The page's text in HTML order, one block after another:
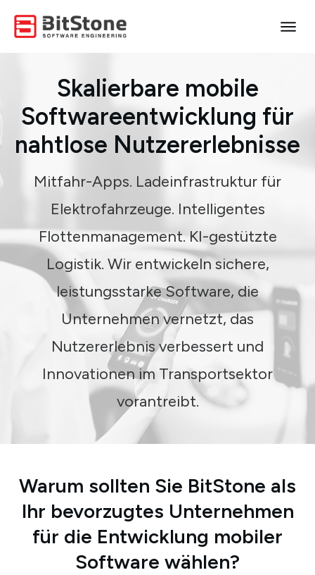
Skalierbare mobile
Softwareentwicklung für
nahtlose Nutzererlebnisse
Mitfahr-Apps. Ladeinfrastruktur für
Elektrofahrzeuge. Intelligentes
Flottenmanagement. KI-gestützte
Logistik. Wir entwickeln sichere,
leistungsstarke Software, die
Unternehmen vernetzt, das
Nutzererlebnis verbessert und
Innovationen im Transportsektor
vorantreibt.
Warum sollten Sie BitStone als
Ihr bevorzugtes Unternehmen
für die Entwicklung mobiler
Software wählen?